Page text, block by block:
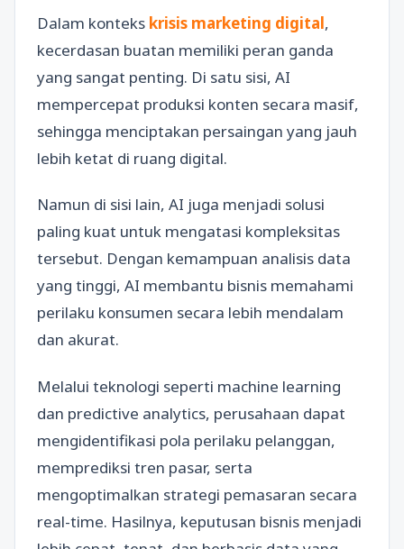
Dalam konteks krisis marketing digital,
kecerdasan buatan memiliki peran ganda
yang sangat penting. Di satu sisi, AI
mempercepat produksi konten secara masif,
sehingga menciptakan persaingan yang jauh
lebih ketat di ruang digital.
Namun di sisi lain, AI juga menjadi solusi
paling kuat untuk mengatasi kompleksitas
tersebut. Dengan kemampuan analisis data
yang tinggi, AI membantu bisnis memahami
perilaku konsumen secara lebih mendalam
dan akurat.
Melalui teknologi seperti machine learning
dan predictive analytics, perusahaan dapat
mengidentifikasi pola perilaku pelanggan,
memprediksi tren pasar, serta
mengoptimalkan strategi pemasaran secara
real-time. Hasilnya, keputusan bisnis menjadi